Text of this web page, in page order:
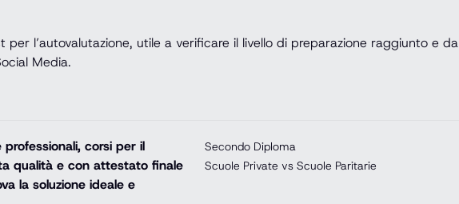
l’autovalutazione, utile a verificare il livello di preparazione raggiunto e da
Media.
corsi per il
qualità e con attestato finale
la soluzione ideale e
Secondo Diploma
Scuole Private vs Scuole Paritarie